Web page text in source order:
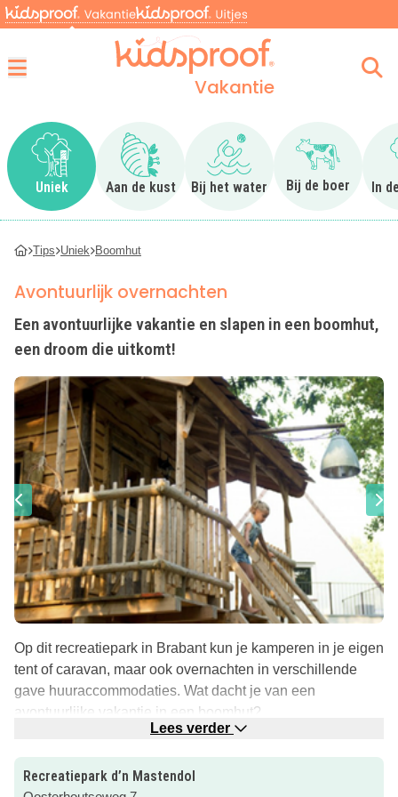
Vakantie
Uniek
Ga naar Uniek
Aan de kust
Ga naar Aan de kust
Bij het water
Ga naar Bij het water
Bij de boer
Ga naar Bij
In
Tips Uniek Boomhut
Avontuurlijk overnachten
Een avontuurlijke vakantie en slapen in een boomhut,
een droom die uitkomt!
Op dit recreatiepark in Brabant kun je kamperen in je eigen
tent of caravan, maar ook overnachten in verschillende
gave huuraccommodaties. Wat dacht je van een
avontuurlijke vakantie in een boomhut?
Slapen op 2,5 meter van de grond in een heuse boomhut,
Lees verder
Recreatiepark d’n Mastendol